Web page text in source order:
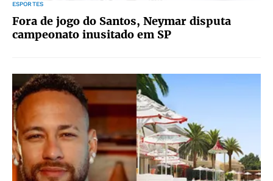
ESPORTES
Fora de jogo do Santos, Neymar disputa
campeonato inusitado em SP